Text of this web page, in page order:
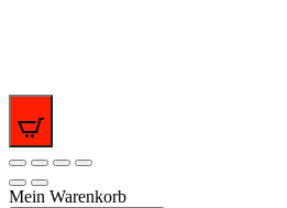
Mein Warenkorb